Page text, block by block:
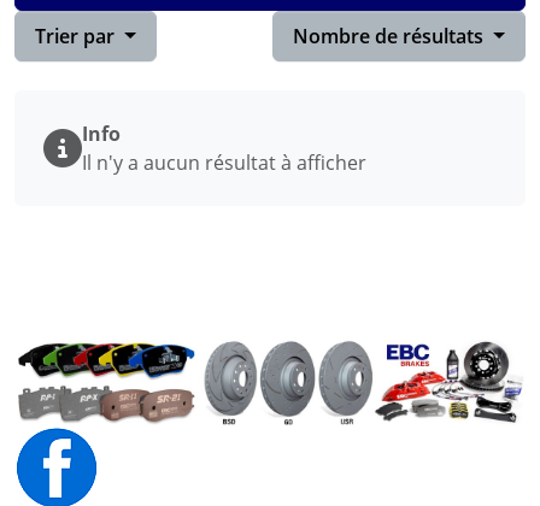
Trier par
Nombre de résultats
Info
Il n'y a aucun résultat à afficher